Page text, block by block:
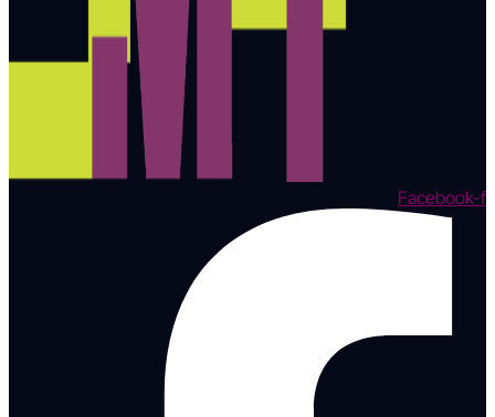
Facebook-f